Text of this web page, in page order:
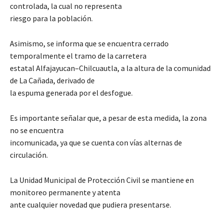
controlada, la cual no representa
riesgo para la población.
Asimismo, se informa que se encuentra cerrado
temporalmente el tramo de la carretera
estatal Alfajayucan–Chilcuautla, a la altura de la comunidad
de La Cañada, derivado de
la espuma generada por el desfogue.
Es importante señalar que, a pesar de esta medida, la zona
no se encuentra
incomunicada, ya que se cuenta con vías alternas de
circulación.
La Unidad Municipal de Protección Civil se mantiene en
monitoreo permanente y atenta
ante cualquier novedad que pudiera presentarse.